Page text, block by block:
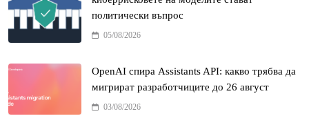
политически въпрос
05/08/2026
OpenAI спира Assistants API: какво трябва да
мигрират разработчиците до 26 август
03/08/2026